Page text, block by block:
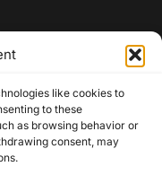
like cookies to
to these
as browsing behavior or
consent, may